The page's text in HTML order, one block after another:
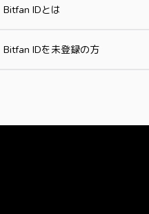
Bitfan IDとは
Bitfan IDを未登録の方